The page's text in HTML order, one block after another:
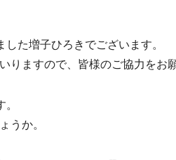
た増子ひろきでございます。
ますので、皆様のご協力をお
うか。